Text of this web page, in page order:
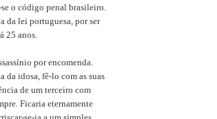
o código penal brasileiro.
da lei portuguesa, por ser
25 anos.
por encomenda.
da idosa, fê-lo com as suas
de um terceiro com
Ficaria eternamente